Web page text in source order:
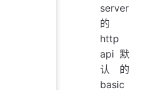
server
的
http
api 默
认的
basic